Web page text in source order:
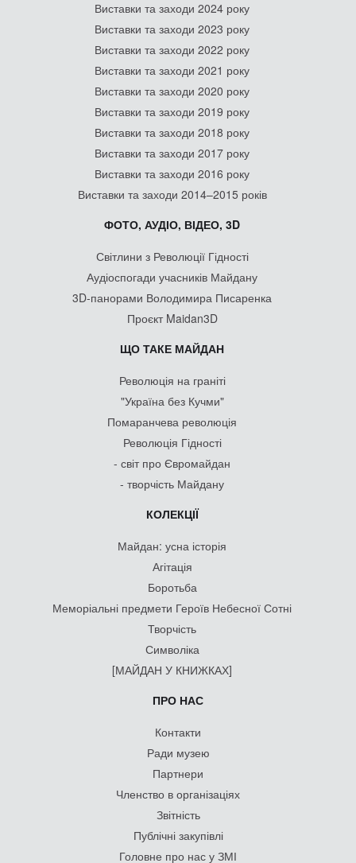
Виставки та заходи 2024 року
Виставки та заходи 2023 року
Виставки та заходи 2022 року
Виставки та заходи 2021 року
Виставки та заходи 2020 року
Виставки та заходи 2019 року
Виставки та заходи 2018 року
Виставки та заходи 2017 року
Виставки та заходи 2016 року
Виставки та заходи 2014–2015 років
ФОТО, АУДІО, ВІДЕО, 3D
Світлини з Революції Гідності
Аудіоспогади учасників Майдану
3D-панорами Володимира Писаренка
Проєкт Maidan3D
ЩО ТАКЕ МАЙДАН
Революція на граніті
"Україна без Кучми"
Помаранчева революція
Революція Гідності
- світ про Євромайдан
- творчість Майдану
КОЛЕКЦІЇ
Майдан: усна історія
Агітація
Боротьба
Меморіальні предмети Героїв Небесної Сотні
Творчість
Символіка
[МАЙДАН У КНИЖКАХ]
ПРО НАС
Контакти
Ради музею
Партнери
Членство в організаціях
Звітність
Публічні закупівлі
Головне про нас у ЗМІ